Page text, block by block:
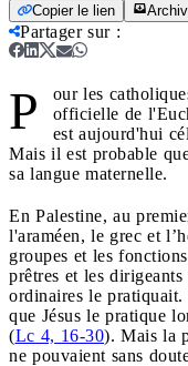
Copier le lien
Partager sur:
P
our les
officielle de
est aujourd'hui
Mais il est probable
sa langue maternelle.
En Palestine, au
l'araméen, le grec et
groupes et les
prêtres et les
ordinaires le
que Jésus le pratique
(Lc 4, 16-30). Mais la
ne pouvaient sans